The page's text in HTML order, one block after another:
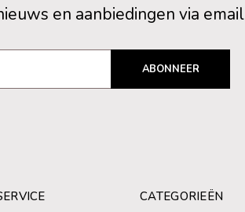
en aanbiedingen via email
ABONNEER
CATEGORIEËN